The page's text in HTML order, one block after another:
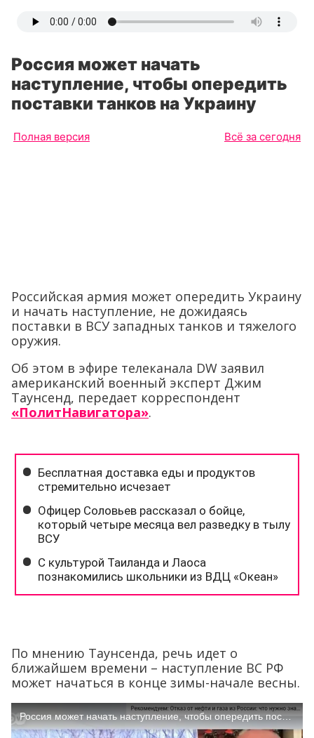
Россия может начать
наступление, чтобы опередить
поставки танков на Украину
Полная версия Всё за сегодня
Российская армия может опередить Украину
и начать наступление, не дожидаясь
поставки в ВСУ западных танков и тяжелого
оружия.
Об этом в эфире телеканала DW заявил
американский военный эксперт Джим
Таунсенд, передает корреспондент
«ПолитНавигатора».
По мнению Таунсенда, речь идет о
ближайшем времени – наступление ВС РФ
может начаться в конце зимы-начале весны.